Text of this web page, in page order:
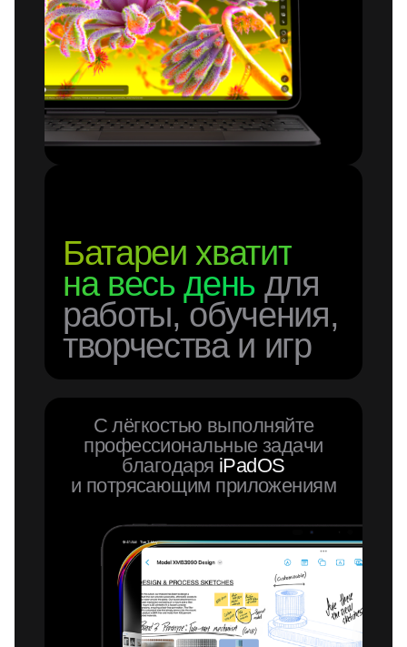
Батареи хватит
на весь день для
работы, обучения,
творчества и игр
С лёгкостью выполняйте
профессиональные задачи
благодаря iPadOS
и потрясающим приложениям